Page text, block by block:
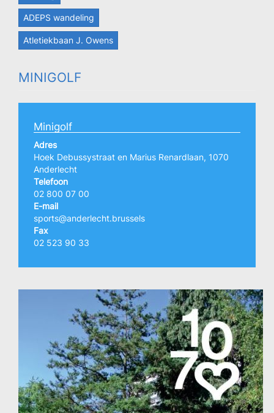
ADEPS wandeling
Atletiekbaan J. Owens
MINIGOLF
Minigolf
Adres
Hoek Debussystraat en Marius Renardlaan, 1070
Anderlecht
Telefoon
02 800 07 00
E-mail
sports@anderlecht.brussels
Fax
02 523 90 33